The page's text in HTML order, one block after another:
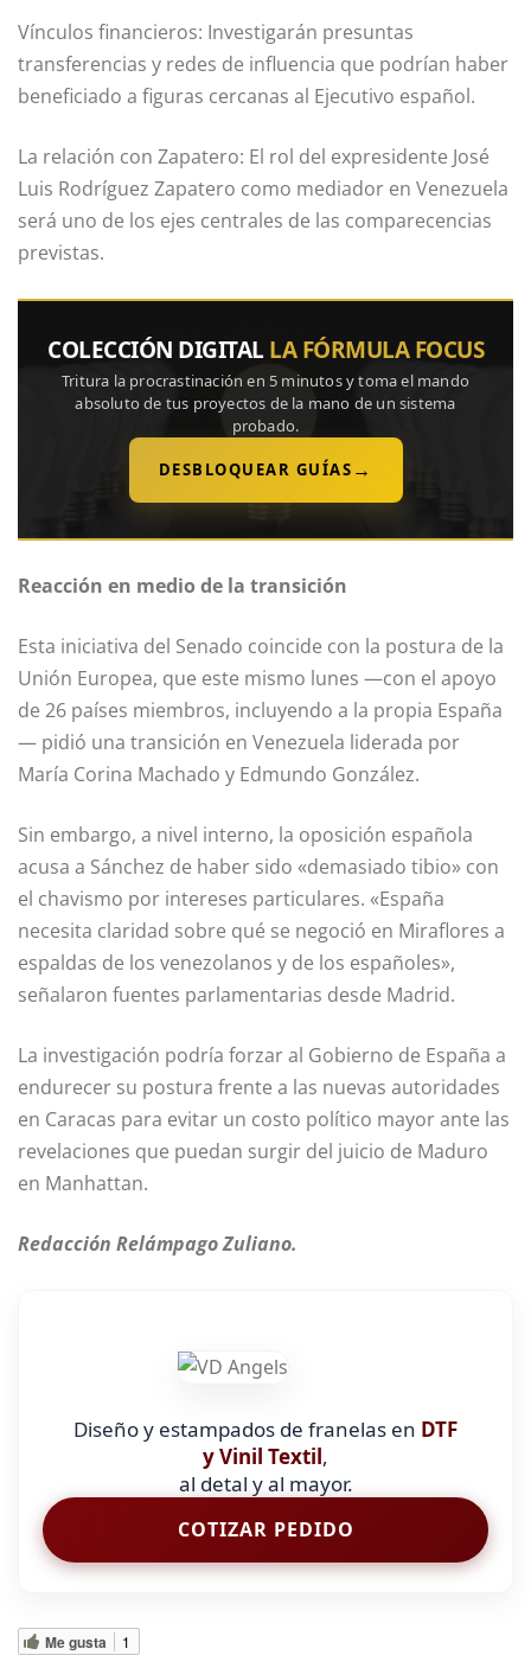
Vínculos financieros: Investigarán presuntas
transferencias y redes de influencia que podrían haber
beneficiado a figuras cercanas al Ejecutivo español.
La relación con Zapatero: El rol del expresidente José
Luis Rodríguez Zapatero como mediador en Venezuela
será uno de los ejes centrales de las comparecencias
previstas.
COLECCIÓN DIGITAL LA FÓRMULA FOCUS
Tritura la procrastinación en 5 minutos y toma el mando
absoluto de tus proyectos de la mano de un sistema
probado.
DESBLOQUEAR GUÍAS →
Reacción en medio de la transición
Esta iniciativa del Senado coincide con la postura de la
Unión Europea, que este mismo lunes —con el apoyo
de 26 países miembros, incluyendo a la propia España
— pidió una transición en Venezuela liderada por
María Corina Machado y Edmundo González.
Sin embargo, a nivel interno, la oposición española
acusa a Sánchez de haber sido «demasiado tibio» con
el chavismo por intereses particulares. «España
necesita claridad sobre qué se negoció en Miraflores a
espaldas de los venezolanos y de los españoles»,
señalaron fuentes parlamentarias desde Madrid.
La investigación podría forzar al Gobierno de España a
endurecer su postura frente a las nuevas autoridades
en Caracas para evitar un costo político mayor ante las
revelaciones que puedan surgir del juicio de Maduro
en Manhattan.
Redacción Relámpago Zuliano.
Diseño y estampados de franelas en DTF
y Vinil Textil,
al detal y al mayor.
COTIZAR PEDIDO
Me gusta 1